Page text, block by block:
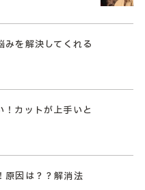
みを解決してくれる
！カットが上手いと
原因は？？解消法